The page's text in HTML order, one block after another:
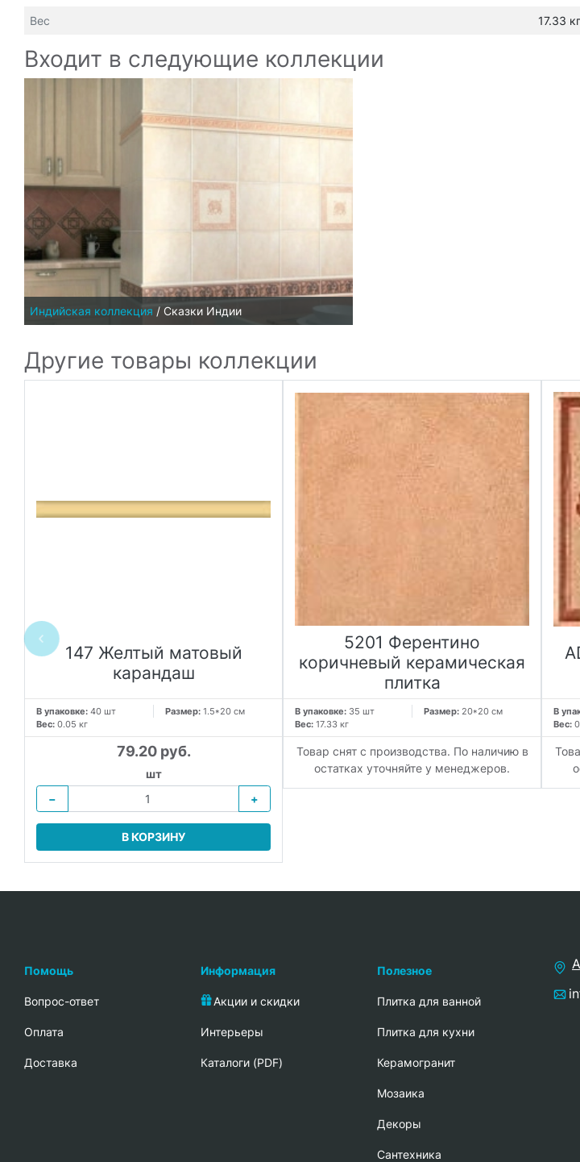
Вес 17.33 кг
Входит в следующие коллекции
Индийская коллекция / Сказки Индии
Другие товары коллекции
147 Желтый матовый
карандаш
В упаковке: 40 шт Размер: 1.5*20 см
Вес: 0.05 кг
79.20 руб.
шт
−
+
В КОРЗИНУ
5201 Ферентино
коричневый керамическая
плитка
В упаковке: 35 шт Размер: 20*20 см
Вес: 17.33 кг
Товар снят с производства. По наличию в
остатках уточняйте у менеджеров.
В
Вес:
Помощь
Вопрос-ответ
Oплата
Доставка
Информация
Акции и скидки
Интерьеры
Каталоги (PDF)
Полезное
Плитка для ванной
Плитка для кухни
Керамогранит
Мозаика
Декоры
Сантехника